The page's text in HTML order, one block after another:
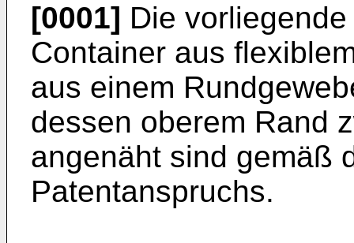
[0001] Die
Container aus
aus einem
dessen oberem Rand
angenäht sind gemäß
Patentanspruchs.